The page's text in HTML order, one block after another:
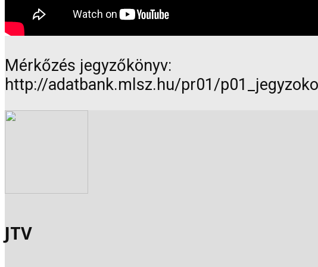
Mérkőzés jegyzőkönyv:
http://adatbank.mlsz.hu/pr01/
JTV